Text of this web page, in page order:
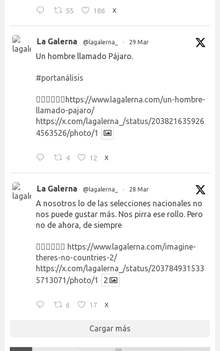
55 186 X
La Galerna @lagalerna_ · 29 Mar
Un hombre llamado Pájaro.
#portanálisis
👉🏻👉🏻👉🏻 https://www.lagalerna.com/un-hombre-
llamado-pajaro/
https://x.com/lagalerna_/status/203821635926
4563526/photo/1
4 12 X
La Galerna @lagalerna_ · 28 Mar
A nosotros lo de las selecciones nacionales no
nos puede gustar más. Nos pirra ese rollo. Pero
no de ahora, de siempre
👉🏻👉🏻👉🏻 https://www.lagalerna.com/imagine-
theres-no-countries-2/
https://x.com/lagalerna_/status/203784931533
5713071/photo/1
2
6 17 X
Cargar más